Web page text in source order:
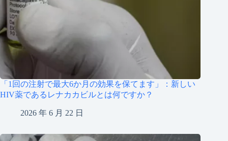
「1回の注射で最大6か月の効果を保てます」：新しい
HIV薬であるレナカカビルとは何ですか？
2026 年 6 月 22 日